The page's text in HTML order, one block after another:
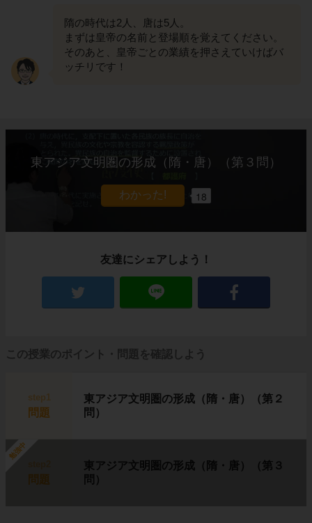
隋の時代は2人、唐は5人。
まずは皇帝の名前と登場順を覚えてください。
そのあと、皇帝ごとの業績を押さえていけばバ
ッチリです！
東アジア文明圏の形成（隋・唐）（第３問）
18
友達にシェアしよう！
この授業のポイント・問題を確認しよう
step1
問題
東アジア文明圏の形成（隋・唐）（第２
問）
勉強中
問題
東アジア文明圏の形成（隋・唐）（第３
問）